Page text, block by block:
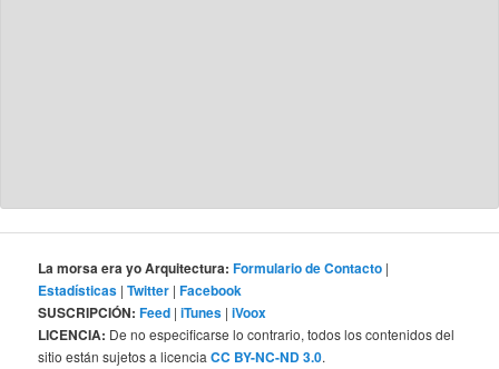
La morsa era yo Arquitectura: Formulario de Contacto |
Estadísticas |Twitter |Facebook
SUSCRIPCIÓN: Feed |iTunes |iVoox
LICENCIA: De no especificarse lo contrario, todos los contenidos del
sitio están sujetos a licenciaCC BY-NC-ND 3.0.